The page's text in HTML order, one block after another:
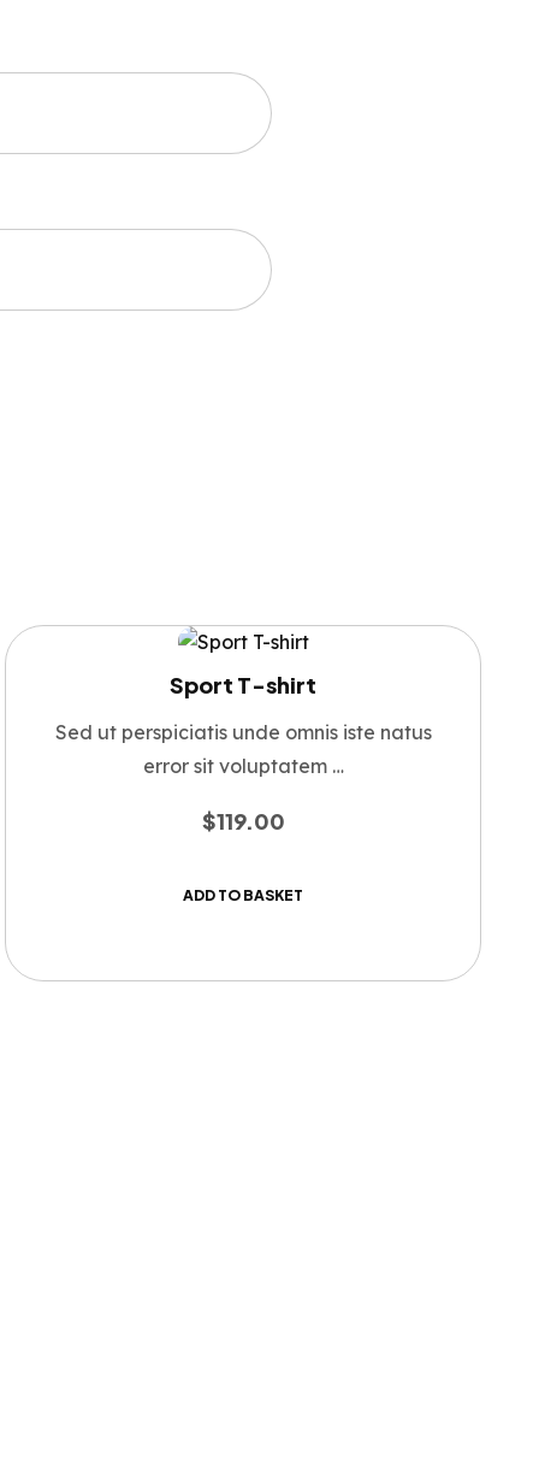
Sport T-shirt
Sed ut perspiciatis unde omnis iste natus
error sit voluptatem …
$119.00
ADD TO BASKET